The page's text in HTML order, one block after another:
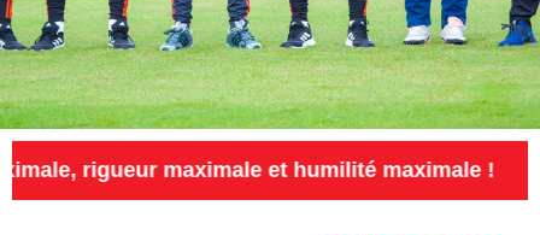
maximale et humilité maximale !